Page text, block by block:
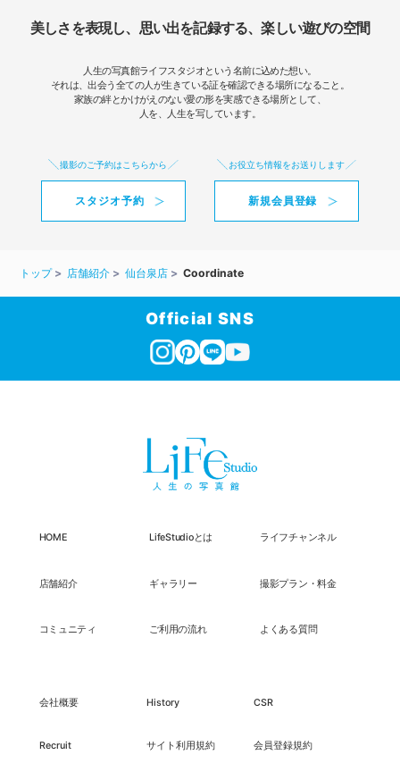
美しさを表現し、思い出を記録する、楽しい遊びの空間
人生の写真館ライフスタジオという名前に込めた想い。
それは、出会う全ての人が生きている証を確認できる場所になること。
家族の絆とかけがえのない愛の形を実感できる場所として、
人を、人生を写しています。
撮影のご予約はこちらから
スタジオ予約
お役立ち情報をお送りします
新規会員登録
トップ 店舗紹介 仙台泉店 Coordinate
Official SNS
HOME LifeStudioとは ライフチャンネル
店舗紹介 ギャラリー 撮影プラン・料金
コミュニティ ご利用の流れ よくある質問
会社概要 History CSR
Recruit サイト利用規約 会員登録規約